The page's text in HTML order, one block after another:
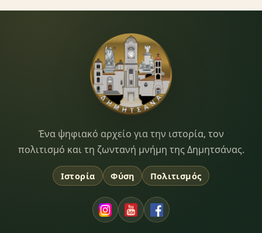
Dimitsana.gr
Ένα ψηφιακό αρχείο για την ιστορία, τον
πολιτισμό και τη ζωντανή μνήμη της Δημητσάνας.
Ιστορία Φύση Πολιτισμός